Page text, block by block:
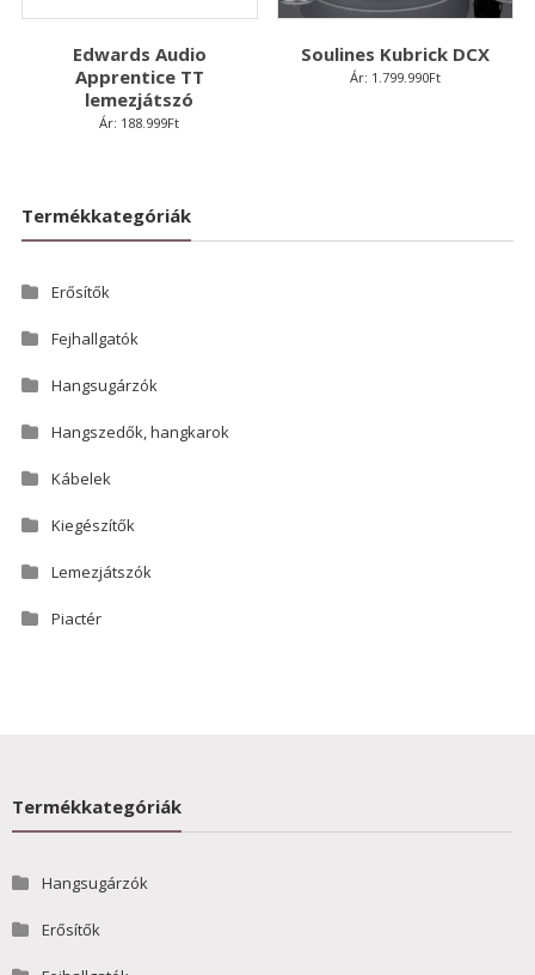
Edwards Audio
Apprentice TT
lemezjátszó
Ár: 188.999Ft
Soulines Kubrick DCX
Ár: 1.799.990Ft
Termékkategóriák
Erősítők
Fejhallgatók
Hangsugárzók
Hangszedők, hangkarok
Kábelek
Kiegészítők
Lemezjátszók
Piactér
Termékkategóriák
Hangsugárzók
Erősítők